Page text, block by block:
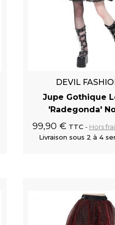
DEVIL
Jupe Gothique
'Radegonda'
99,90 € TTC
Hors
Livraison sous 2 à 4